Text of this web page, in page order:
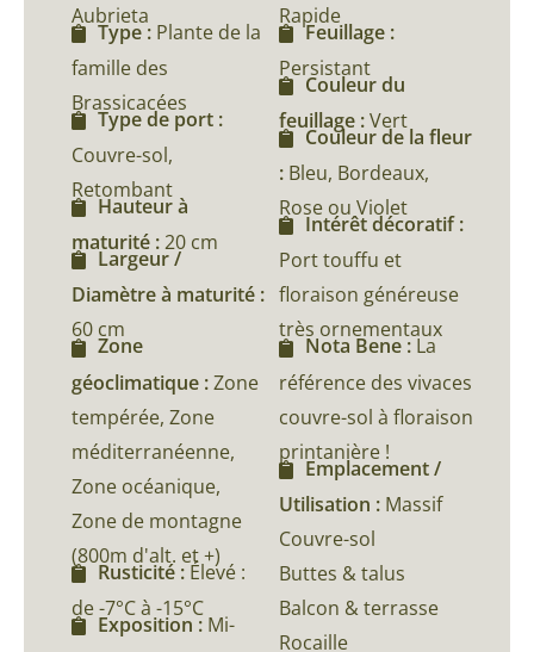
Aubrieta
Type : Plante de la
famille des
Brassicacées
Type de port :
Couvre-sol,
Retombant
Hauteur à
maturité :20 cm
Largeur /
Diamètre à maturité :
60 cm
Zone
géoclimatique :Zone
tempérée, Zone
méditerranéenne,
Zone océanique,
Zone de montagne
(800m d'alt. et +)
Rusticité : Élevé :
de -7°C à -15°C
Exposition : Mi-
Rapide
Feuillage :
Persistant
Couleur du
feuillage :Vert
Couleur de la fleur
: Bleu, Bordeaux,
Rose ou Violet
Intérêt décoratif :
Port touffu et
floraison généreuse
très ornementaux
Nota Bene : La
référence des vivaces
couvre-sol à floraison
printanière !
Emplacement /
Utilisation : Massif
Couvre-sol
Buttes & talus
Balcon & terrasse
Rocaille